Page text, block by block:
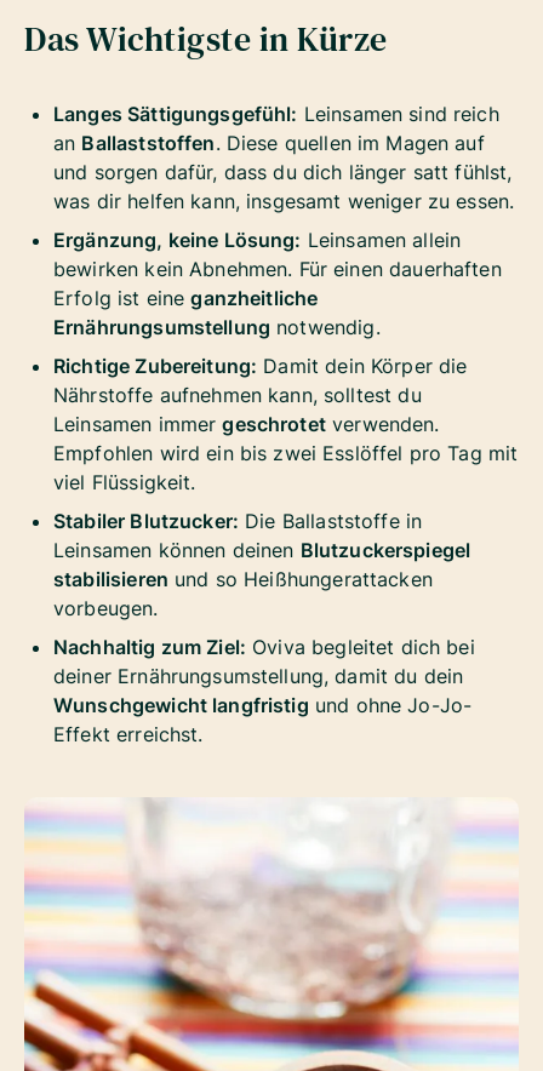
Das Wichtigste in Kürze
Langes Sättigungsgefühl: Leinsamen sind reich
an Ballaststoffen. Diese quellen im Magen auf
und sorgen dafür, dass du dich länger satt fühlst,
was dir helfen kann, insgesamt weniger zu essen.
Ergänzung, keine Lösung: Leinsamen allein
bewirken kein Abnehmen. Für einen dauerhaften
Erfolg ist eineganzheitliche
Ernährungsumstellung notwendig.
Richtige Zubereitung: Damit dein Körper die
Nährstoffe aufnehmen kann, solltest du
Leinsamen immergeschrotetverwenden.
Empfohlen wird ein bis zwei Esslöffel pro Tag mit
viel Flüssigkeit.
Stabiler Blutzucker: Die Ballaststoffe in
Leinsamen können deinen Blutzuckerspiegel
stabilisieren und so Heißhungerattacken
vorbeugen.
Nachhaltig zum Ziel: Oviva begleitet dich bei
deiner Ernährungsumstellung, damit du dein
Wunschgewicht langfristig und ohne Jo-Jo-
Effekt erreichst.